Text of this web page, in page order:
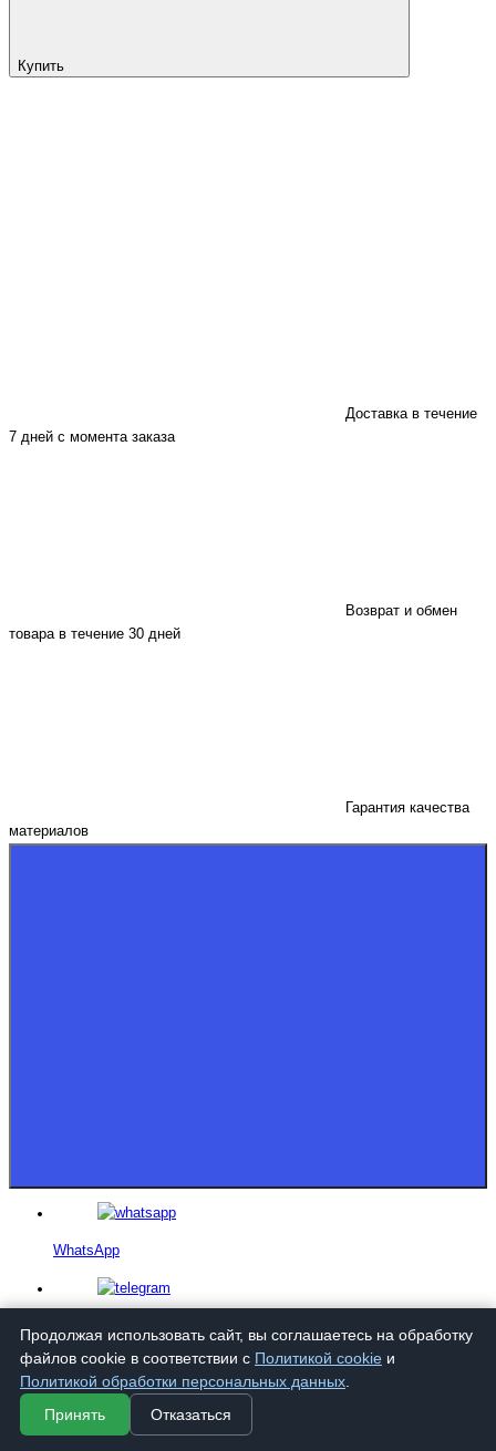
Купить
Доставка в течение
7 дней с момента заказа
Возврат и обмен
товара в течение 30 дней
Гарантия качества
материалов
WhatsApp
Продолжая использовать сайт, вы соглашаетесь на обработку
файлов cookie в соответствии с Политикой cookie и
Политикой обработки персональных данных
Принять
Отказаться